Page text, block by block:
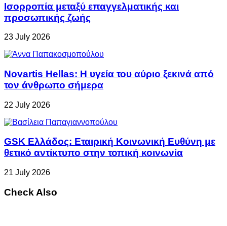
Ισορροπία μεταξύ επαγγελματικής και
προσωπικής ζωής
23 July 2026
Novartis Hellas: Η υγεία του αύριο ξεκινά από
τον άνθρωπο σήμερα
22 July 2026
GSK Ελλάδος: Εταιρική Κοινωνική Ευθύνη με
θετικό αντίκτυπο στην τοπική κοινωνία
21 July 2026
Check Also